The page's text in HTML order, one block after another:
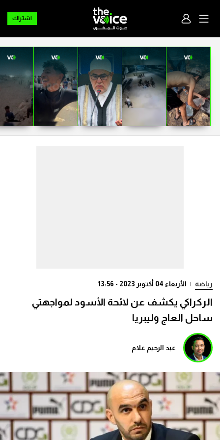
اشتراك
رياضة | الأربعاء 04 أكتوبر 2023 - 13:56
الركراكي يكشف عن لائحة الأسود لمواجهتي
ساحل العاج وليبريا
عبد الرحيم علام